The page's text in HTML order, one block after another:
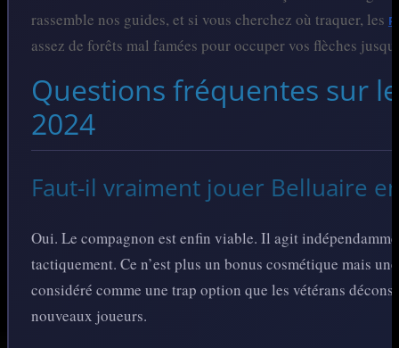
rassemble nos guides, et si vous cherchez où traquer, les
assez de forêts mal famées pour occuper vos flèches
Questions fréquentes sur
2024
Faut-il vraiment jouer Belluaire
Oui. Le compagnon est enfin viable. Il agit
tactiquement. Ce n’est plus un bonus cosmétique mais
considéré comme une trap option que les vétérans
nouveaux joueurs.